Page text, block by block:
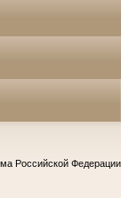
Российской